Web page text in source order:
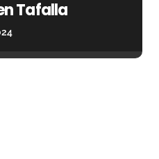
Tafalla